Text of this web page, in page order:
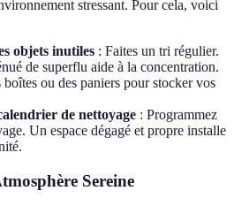
stressant. Pour cela, voici
objets inutiles : Faites un tri régulier.
de superflu aide à la concentration.
ou des paniers pour stocker vos
de nettoyage : Programmez
Un espace dégagé et propre installe
Sereine